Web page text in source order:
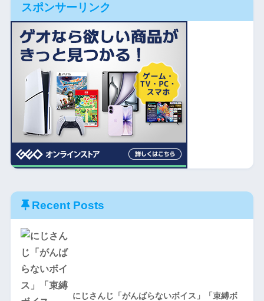
スポンサーリンク
Recent Posts
にじさんじ「がんばらないボイス」「束縛ボ